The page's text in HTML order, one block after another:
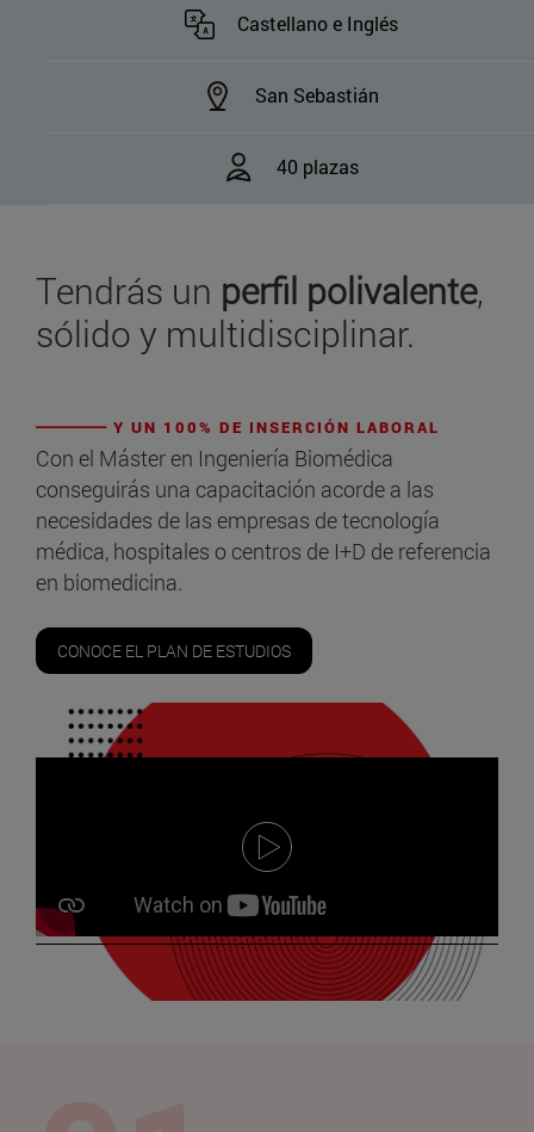
Castellano e Inglés
San Sebastián
40 plazas
Tendrás un perfil polivalente,
sólido y multidisciplinar.
Y UN 100% DE INSERCIÓN LABORAL
Con el Máster en Ingeniería Biomédica
conseguirás una capacitación acorde a las
necesidades de las empresas de tecnología
médica, hospitales o centros de I+D de referencia
en biomedicina.
CONOCE EL PLAN DE ESTUDIOS